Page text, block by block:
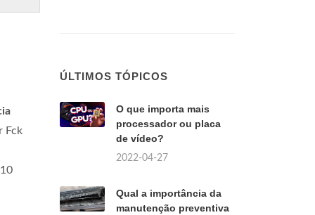
Fck
ÚLTIMOS TÓPICOS
O que importa mais
processador ou placa
de vídeo?
2022-04-27
Qual a importância da
manutenção preventiva